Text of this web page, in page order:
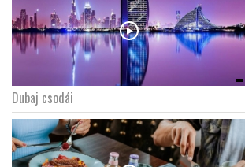
Dubaj csodái